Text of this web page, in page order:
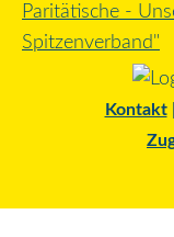
Kontakt|